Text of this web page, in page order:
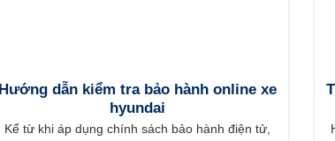
Hướng dẫn kiểm tra bảo hành online xe
hyundai
Kể từ khi áp dụng chính sách bảo hành điện tử,